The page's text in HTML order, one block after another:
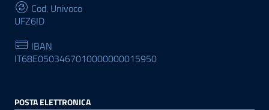
Cod. Univoco
UFZ6ID
IBAN
IT68E0503467010000000015950
POSTA ELETTRONICA